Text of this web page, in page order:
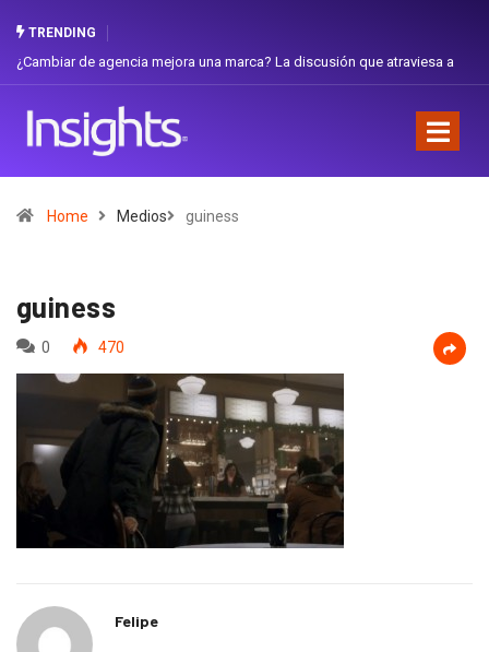
TRENDING
de agencia mejora una marca? La discusión que atraviesa a
Gabriela
Home Medios guiness
guiness
0 470
Felipe